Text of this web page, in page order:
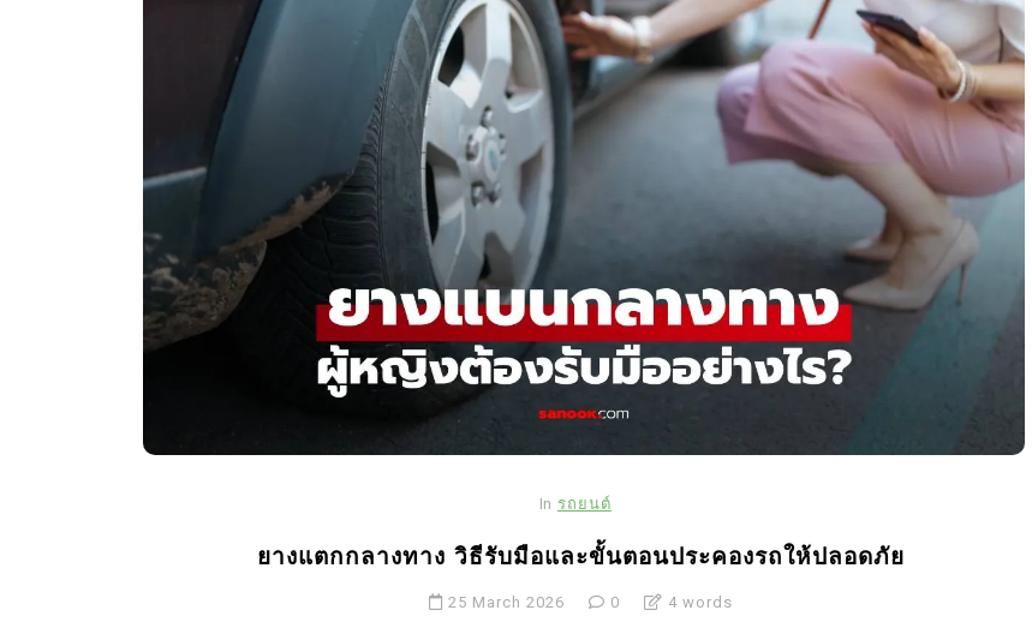
In รถยนต์
ยางแตกกลางทาง วิธีรับมือและขั้นตอนประคองรถให้ปลอดภัย
25 March 2026 0 4 words